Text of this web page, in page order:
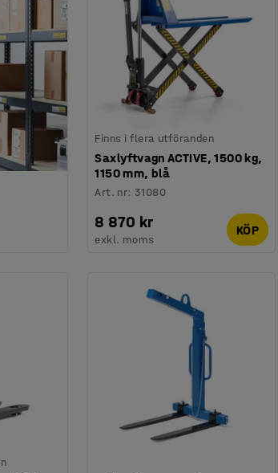
Finns i flera utföranden
Saxlyftvagn ACTIVE, 1500 kg,
1150 mm, blå
Art. nr:31080
8 870 kr
exkl. moms
KÖP